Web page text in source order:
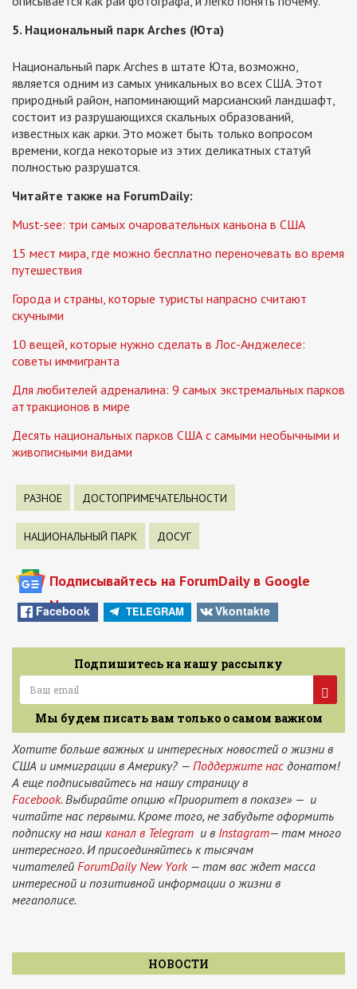
5. Национальный парк Arches (Юта)
Национальный парк Arches в штате Юта, возможно,
является одним из самых уникальных во всех США. Этот
природный район, напоминающий марсианский ландшафт,
состоит из разрушающихся скальных образований,
известных как арки. Это может быть только вопросом
времени, когда некоторые из этих деликатных статуй
полностью разрушатся.
Читайте также на ForumDaily:
Must-see: три самых очаровательных каньона в США
15 мест мира, где можно бесплатно переночевать во время
путешествия
Города и страны, которые туристы напрасно считают
скучными
10 вещей, которые нужно сделать в Лос-Анджелесе:
советы иммигранта
Для любителей адреналина: 9 самых экстремальных парков
аттракционов в мире
Десять национальных парков США с самыми необычными и
живописными видами
РАЗНОЕ ДОСТОПРИМЕЧАТЕЛЬНОСТИ
НАЦИОНАЛЬНЫЙ ПАРК ДОСУГ
Подписывайтесь на ForumDaily в Google
News
Facebook TELEGRAM Vkontakte
Подпишитесь на нашу рассылку
Мы будем писать вам только о самом важном
Хотите больше важных и интересных новостей о жизни в
США и иммиграции в Америку? — Поддержите нас донатом!
А еще подписывайтесь на нашу страницу в
Facebook.Выбирайте опцию «Приоритет в показе» — и
читайте нас первыми. Кроме того, не забудьте оформить
подписку на наш канал в Telegram и в Instagram— там много
интересного. И присоединяйтесь к тысячам
читателей ForumDaily New York— там вас ждет масса
интересной и позитивной информации о жизни в
мегаполисе.
НОВОСТИ